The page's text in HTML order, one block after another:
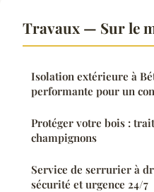
Travaux — Sur le
Isolation extérieure à
performante pour un
Protéger votre bois :
champignons
Service de serrurier à
sécurité et urgence 24/7